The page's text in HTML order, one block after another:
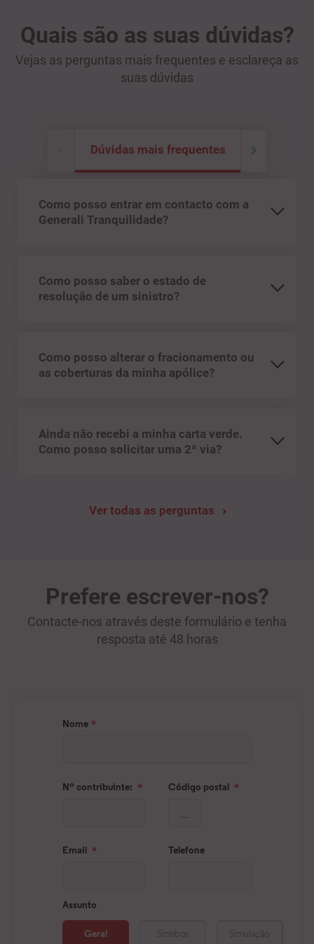
Quais são as suas dúvidas?
Vejas as perguntas mais frequentes e esclareça as
suas dúvidas
Dúvidas mais frequentes
Como posso entrar em contacto com a
Generali Tranquilidade?
Como posso saber o estado de
resolução de um sinistro?
Como posso alterar o fracionamento ou
as coberturas da minha apólice?
Ainda não recebi a minha carta verde.
Como posso solicitar uma 2ª via?
Ver todas as perguntas
Prefere escrever-nos?
Contacte-nos através deste formulário e tenha
resposta até 48 horas